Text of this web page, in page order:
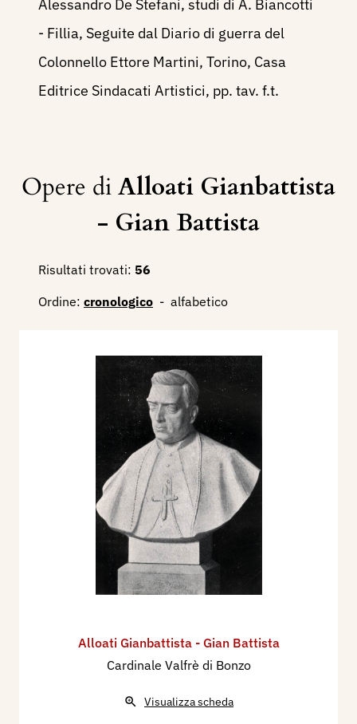
Alessandro De Stefani, studi di A. Biancotti
- Fillia, Seguite dal Diario di guerra del
Colonnello Ettore Martini, Torino, Casa
Editrice Sindacati Artistici, pp. tav. f.t.
Opere diAlloati Gianbattista
- Gian Battista
Risultati trovati: 56
Ordine: cronologico - alfabetico
Alloati Gianbattista - Gian Battista
Cardinale Valfrè di Bonzo
Visualizza scheda